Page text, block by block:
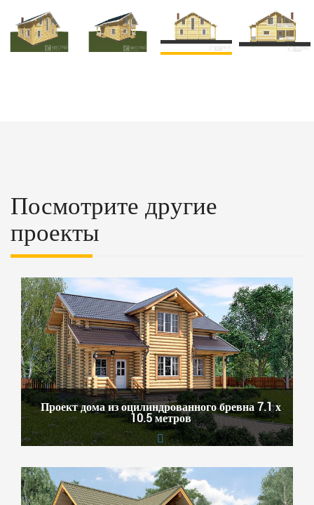
Посмотрите другие
проекты
Проект дома из оцилиндрованного бревна 7.1 х
10.5 метров